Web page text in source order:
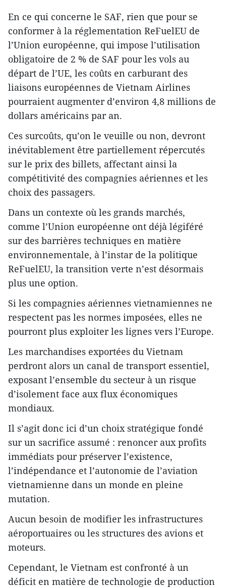
En ce qui concerne le SAF, rien que pour se
conformer à la réglementation ReFuelEU de
l’Union européenne, qui impose l’utilisation
obligatoire de 2 % de SAF pour les vols au
départ de l’UE, les coûts en carburant des
liaisons européennes de Vietnam Airlines
pourraient augmenter d’environ 4,8 millions de
dollars américains par an.
Ces surcoûts, qu’on le veuille ou non, devront
inévitablement être partiellement répercutés
sur le prix des billets, affectant ainsi la
compétitivité des compagnies aériennes et les
choix des passagers.
Dans un contexte où les grands marchés,
comme l’Union européenne ont déjà légiféré
sur des barrières techniques en matière
environnementale, à l’instar de la politique
ReFuelEU, la transition verte n’est désormais
plus une option.
Si les compagnies aériennes vietnamiennes ne
respectent pas les normes imposées, elles ne
pourront plus exploiter les lignes vers l’Europe.
Les marchandises exportées du Vietnam
perdront alors un canal de transport essentiel,
exposant l’ensemble du secteur à un risque
d’isolement face aux flux économiques
mondiaux.
Il s’agit donc ici d’un choix stratégique fondé
sur un sacrifice assumé : renoncer aux profits
immédiats pour préserver l’existence,
l’indépendance et l’autonomie de l’aviation
vietnamienne dans un monde en pleine
mutation.
Aucun besoin de modifier les infrastructures
aéroportuaires ou les structures des avions et
moteurs.
Cependant, le Vietnam est confronté à un
déficit en matière de technologie de production